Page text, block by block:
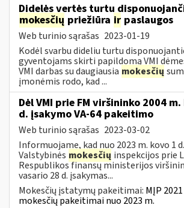
Didelės vertės turtu
mokesčių priežiūra ir paslaugos
Web turinio sąrašas 2023-01-19
Kodėl svarbu dideliu turtu
gyventojams skirti papildomą VMI
VMI darbas su daugiausia mokesčių
įmonėmis rodo, kad ...
Dėl VMI prie FM viršininko 2004
d. įsakymo VA-64 pakeitimo
Web turinio sąrašas 2023-03-02
Informuojame, kad nuo 2023 m. kovo 1
Valstybinės mokesčių inspekcijos prie
Respublikos finansų ministerijos
vasario 28 d. įsakymas...
Mokesčių įstatymų pakeitimai: MĮP
mokesčių pakeitimai nuo 2023 m.